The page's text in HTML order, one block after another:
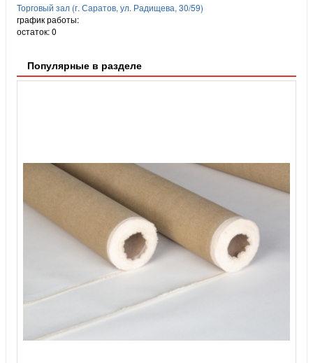
Торговый зал (г. Саратов, ул. Радищева, 30/59)
график работы:
остаток:0
Популярные в разделе